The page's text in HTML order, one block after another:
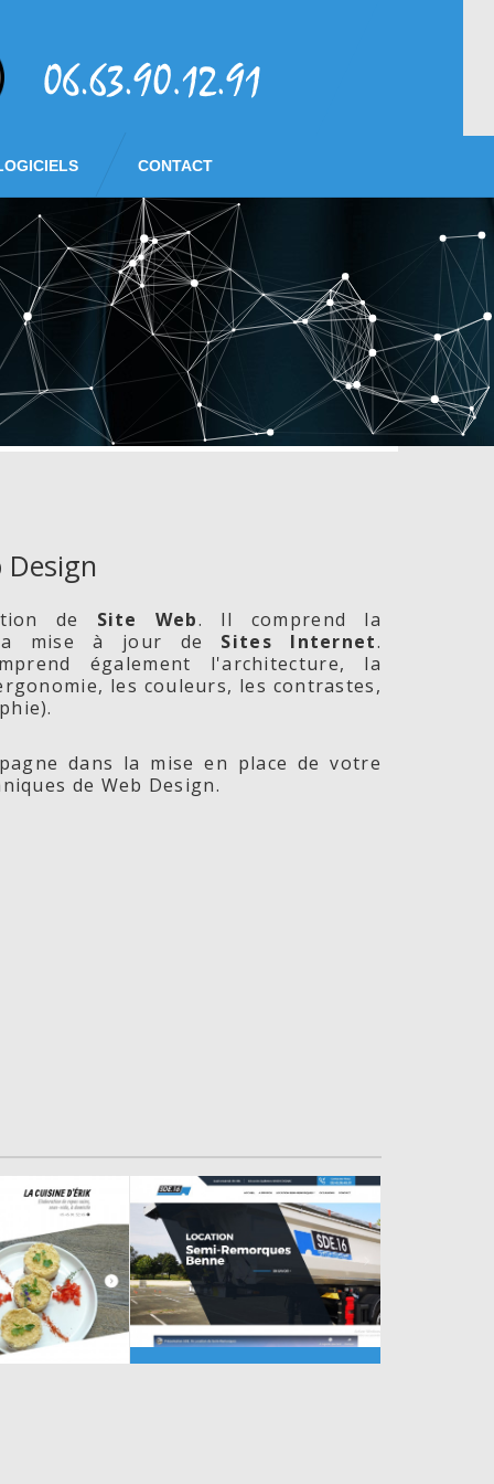
CONTACT
Design
de Site Web. Il comprend la
mise à jour de Sites Internet.
également l'architecture, la
les couleurs, les contrastes,
dans la mise en place de votre
de Web Design.